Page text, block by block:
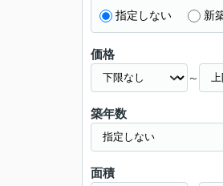
指定しない 新
価格
～
築年数
面積